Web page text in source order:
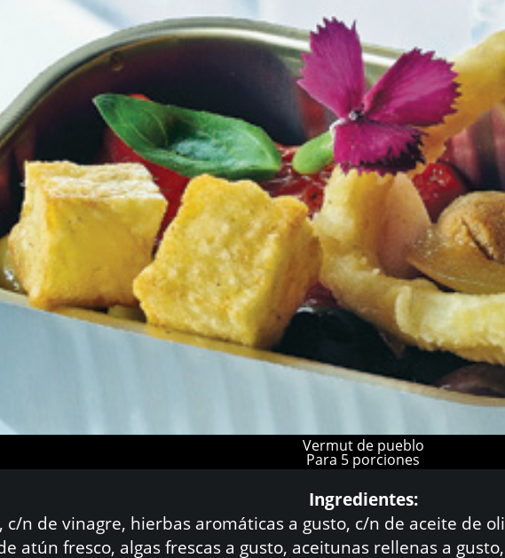
Vermut de pueblo
Para 5 porciones
Ingredientes:
c/n de vinagre, hierbas aromáticas a gusto, c/n de aceite de
atún fresco, algas frescas a gusto, aceitunas rellenas a